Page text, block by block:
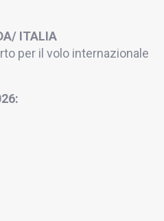
ITALIA
per il volo internazionale